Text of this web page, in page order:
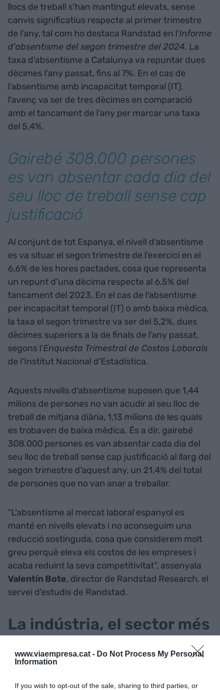
www.viaempresa.cat - Do Not Process My Personal
Information
If you wish to opt-out of the sale, sharing to third parties, or
llocs de treball s'han mantingut elevats, sense
canvis significatius respecte al primer trimestre
de l'any, tal com ho destaca Randstad en l'Informe
d'absentisme del segon trimestre del 2024. La
taxa d'absentisme a Catalunya va repuntar dues
dècimes l'any passat, fins al 7%. En el cas de
l'absentisme amb incapacitat temporal (IT),
l'avenç va ser de tres dècimes en comparació
amb el tancament de l'any per marcar una taxa
del 5,4%.
Gairebé 308.000 persones
es van absentar cada dia del
seu lloc de treball sense cap
justificació
Al conjunt de tot Espanya, el nivell d'absentisme
es va situar el segon trimestre de l'exercici en el
6,6% de les hores pactades, cosa que representa
un repunt d'una dècima respecte al 6,5% del
tancament del 2023. En el cas de l'absentisme
per incapacitat temporal (IT) o amb baixa mèdica,
la taxa el segon trimestre va ser del 5,2%, dues
dècimes superiors a la de finals de l'any passat,
segons l'Enquesta Trimestral de Costos Laborals
de l'Institut Nacional d'Estadística.
Aquests nivells d'absentisme suposen que 1,44
milions de persones no van acudir al seu lloc de
treball de mitjana diària, 1,13 milions de les quals
es trobaven de baixa mèdica. És a dir, gairebé
308.000 persones es van absentar cada dia del
seu lloc de treball sense cap justificació al llarg del
segon trimestre d'aquest any, un 21,4% del total
de persones que no van anar a treballar.
“L'absentisme al mercat laboral espanyol es
manté en nivells elevats i no aconseguim una
reducció sostinguda, cosa que considerem molt
greu perquè eleva els costos de les empreses i
acaba reduint la seva competitivitat”, assenyala
Valentín Bote, director de Randstad Research, el
servei d'estudis de Randstad.
La indústria, el sector més
Entre els sectors econòmics, al tancament del